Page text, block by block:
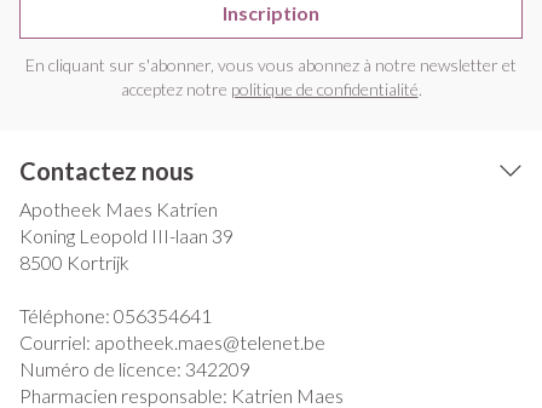
Inscription
En cliquant sur s'abonner, vous vous abonnez à notre newsletter et
acceptez notre politique de confidentialité.
Contactez nous
Apotheek Maes Katrien
Koning Leopold III-laan 39
8500 Kortrijk
Téléphone: 056354641
Courriel: apotheek.maes@telenet.be
Numéro de licence: 342209
Pharmacien responsable: Katrien Maes